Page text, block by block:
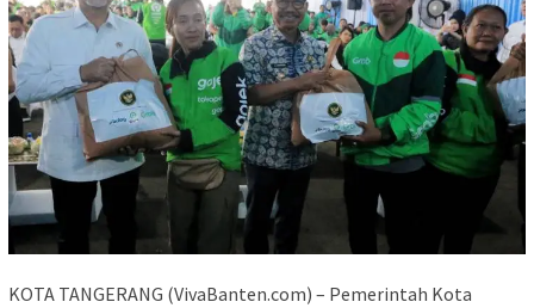
KOTA TANGERANG (VivaBanten.com) – Pemerintah Kota